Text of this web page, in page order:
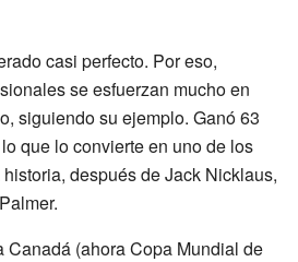
casi perfecto. Por eso,
se esfuerzan mucho en
siguiendo su ejemplo. Ganó 63
que lo convierte en uno de los
después de Jack Nicklaus,
Canadá (ahora Copa Mundial de